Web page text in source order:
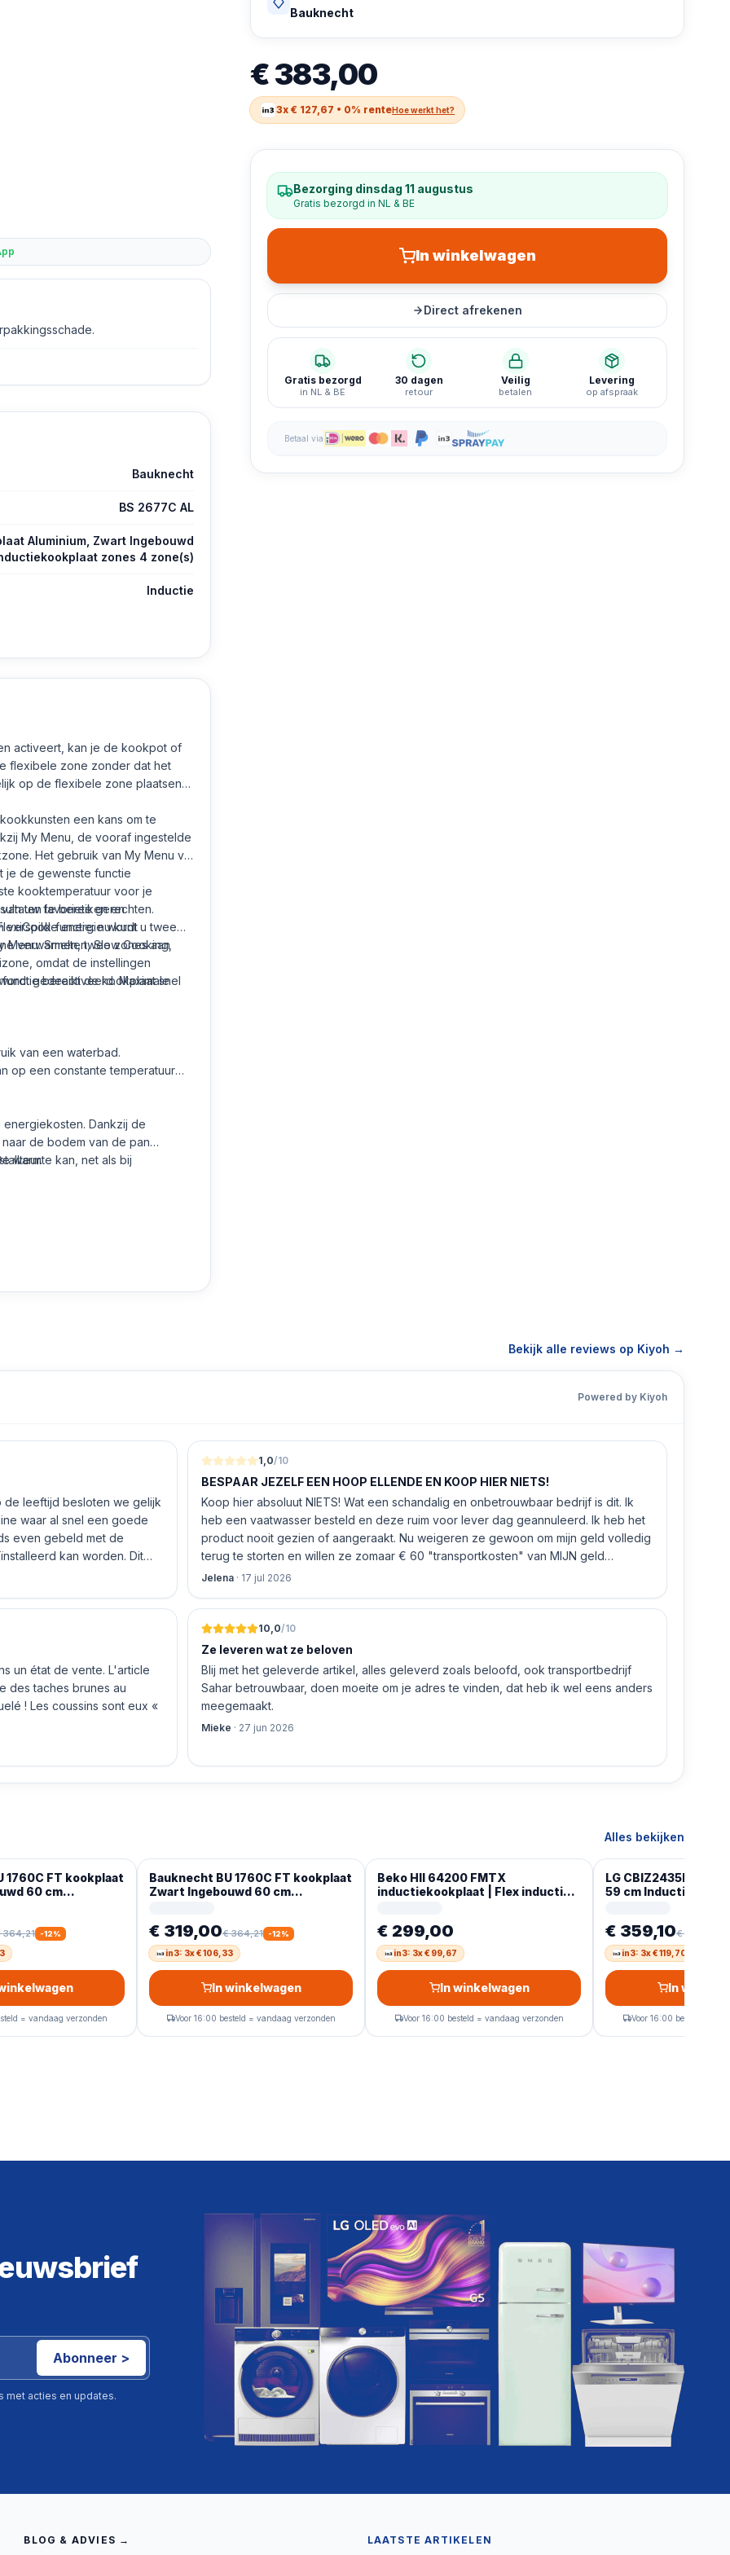
Bauknecht
BS 2677C AL
Aluminium, Zwart Ingebouwd
zones 4 zone(s)
Inductie
activeert, kan je de kookpot of
flexibele zone zonder dat het
op de flexibele zone plaatsen
een kans om te
My Menu, de vooraf ingestelde
Het gebruik van My Menu via
je de gewenste functie
kooktemperatuur voor je
te bereiken en
verspilde energie wordt
Smelten, Slow Cooking,
uw favoriete gerechten.
functie: nu kunt u twee
verwarmen, twee zones aan
omdat de instellingen
gedeactiveerd. Maximale
bereikt de kookplaat snel
van een waterbad.
op een constante temperatuur
Dankzij de
de bodem van de pan
warmte kan, net als bij
Bauknecht
€ 383,00
3x € 127,67 • 0% renteHoe werkt het?
Bezorging dinsdag 11 augustus
Gratis bezorgd in NL & BE
In winkelwagen
Direct afrekenen
Gratis bezorgd
in NL & BE
30 dagen
retour
Veilig
betalen
Levering
op afspraak
Betaal via
Bekijk alle reviews op Kiyoh →
Powered by Kiyoh
de leeftijd besloten we gelijk
waar al snel een goede
kan worden. Dit
vriendelijke medewerker
loze woorden: om 16.00
1,0/10
BESPAAR JEZELF EEN HOOP ELLENDE EN KOOP HIER NIETS!
Koop hier absoluut NIETS! Wat een schandalig en onbetrouwbaar bedrijf is dit. Ik
heb een vaatwasser besteld en deze ruim voor lever dag geannuleerd. Ik heb het
product nooit gezien of aangeraakt. Nu weigeren ze gewoon om mijn geld volledig
terug te storten en willen ze zomaar € 60 "transportkosten" van MIJN geld
inhouden!
Jelena · 17 jul 2026
un état de vente. L'article
des taches brunes au
! Les coussins sont eux «
10,0/10
Ze leveren wat ze beloven
Blij met het geleverde artikel, alles geleverd zoals beloofd, ook transportbedrijf
Sahar betrouwbaar, doen moeite om je adres te vinden, dat heb ik wel eens anders
meegemaakt.
Mieke · 27 jun 2026
Alles bekijken
1760C FT kookplaat
60 cm
364,21 -12%
= vandaag verzonden
Bauknecht BU 1760C FT kookplaat
Zwart Ingebouwd 60 cm
€ 319,00€ 364,21 -12%
in3: 3x € 106,33
In winkelwagen
Voor 16:00 besteld = vandaag verzonden
Beko HII 64200 FMTX
inductiekookplaat | Flex inductie |
€ 299,00
in3: 3x € 99,67
In winkelwagen
Voor 16:00 besteld = vandaag verzonden
LG CBIZ2435B
59 cm
€ 359,10€ 399,00
in3: 3x € 119,70
In
Voor 16:00 besteld =
Abonneer >
met acties en updates.
BLOG & ADVIES → LAATSTE ARTIKELEN